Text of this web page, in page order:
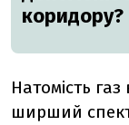
коридору?
Натомість
ширший